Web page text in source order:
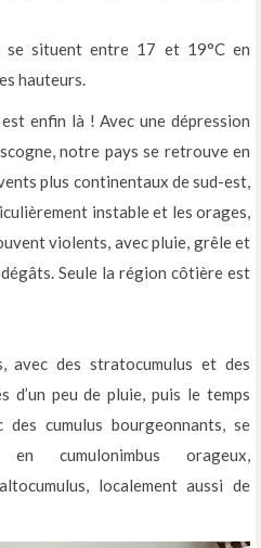
se situent entre 17 et 19°C en
hauteurs.
enfin là ! Avec une dépression
notre pays se retrouve en
plus continentaux de sud-est,
instable et les orages,
violents, avec pluie, grêle et
Seule la région côtière est
des stratocumulus et des
d’un peu de pluie, puis le temps
des cumulus bourgeonnants, se
en cumulonimbus orageux,
localement aussi de